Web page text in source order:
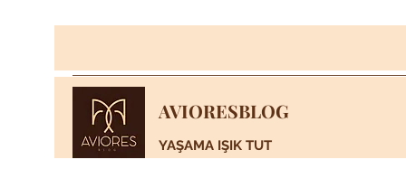
AVIORESBLOG
YAŞAMA IŞIK TUT